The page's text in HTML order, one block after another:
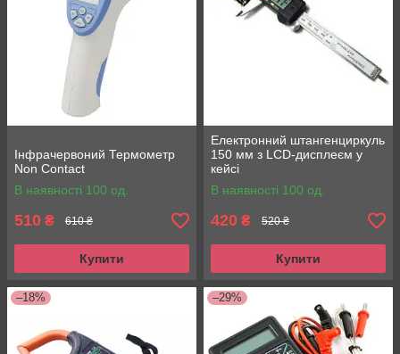
Інфрачервоний Термометр
Non Contact
В наявності 100 од.
510 ₴ 610 ₴
Купити
Електронний штангенциркуль
150 мм з LCD-дисплеєм у
кейсі
В наявності 100 од.
420 ₴ 520 ₴
Купити
–18% –29%